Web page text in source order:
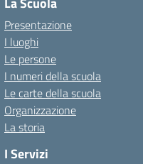
Presentazione
I luoghi
Le persone
I numeri della scuola
Le carte della scuola
Organizzazione
La storia
I Servizi